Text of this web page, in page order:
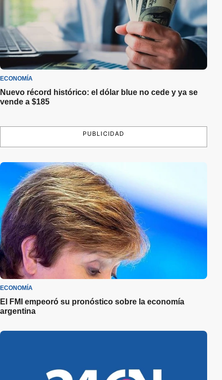
ECONOMÍA
Nuevo récord histórico: el dólar blue no cede y ya se
vende a $185
PUBLICIDAD
ECONOMÍA
El FMI empeoró su pronóstico sobre la economía
argentina